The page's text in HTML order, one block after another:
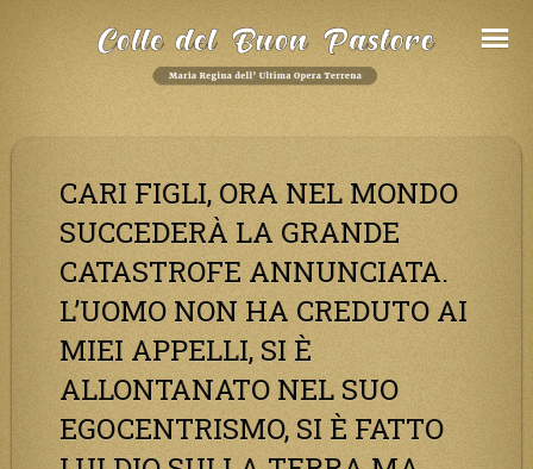
CARI FIGLI, ORA NEL MONDO
SUCCEDERÀ LA GRANDE
CATASTROFE ANNUNCIATA.
L’UOMO NON HA CREDUTO AI
MIEI APPELLI, SI È
ALLONTANATO NEL SUO
EGOCENTRISMO, SI È FATTO